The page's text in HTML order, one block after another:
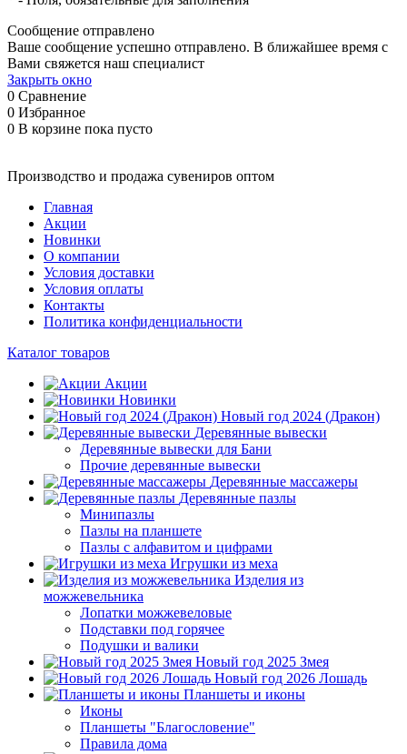
Сообщение отправлено
Ваше сообщение успешно отправлено. В ближайшее время с
Вами свяжется наш специалист
Закрыть окно
0 Сравнение
0 Избранное
0 В корзине пока пусто
Производство и продажа сувениров оптом
Главная
Акции
Новинки
О компании
Условия доставки
Условия оплаты
Контакты
Политика конфиденциальности
Каталог товаров
Акции
Новинки
Новый год 2024 (Дракон)
Деревянные вывески
Деревянные вывески для Бани
Прочие деревянные вывески
Деревянные массажеры
Деревянные пазлы
Минипазлы
Пазлы на планшете
Пазлы с алфавитом и цифрами
Игрушки из меха
Изделия из
можжевельника
Лопатки можжевеловые
Подставки под горячее
Подушки и валики
Новый год 2025 Змея
Новый год 2026 Лошадь
Планшеты и иконы
Иконы
Планшеты "Благословение"
Правила дома